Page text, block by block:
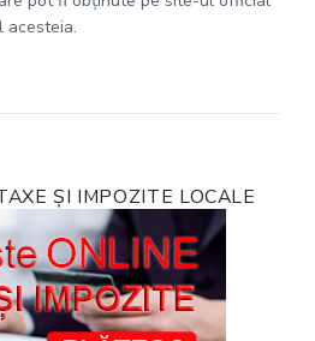
acesteia.
ȘI IMPOZITE LOCALE